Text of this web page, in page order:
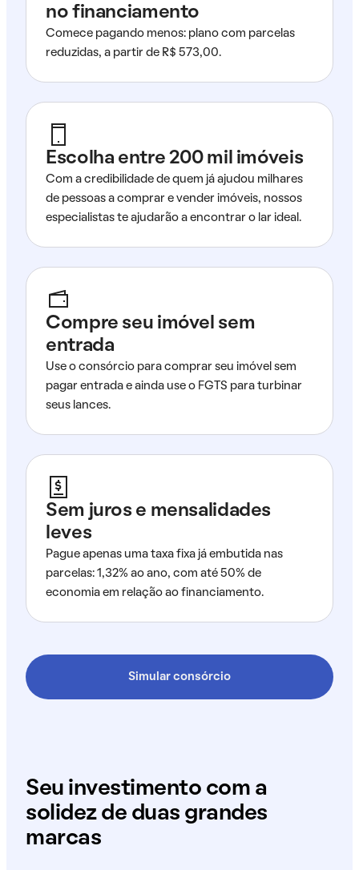
no financiamento
Comece pagando menos: plano com parcelas
reduzidas, a partir de R$ 573,00.
Escolha entre 200 mil imóveis
Com a credibilidade de quem já ajudou milhares
de pessoas a comprar e vender imóveis, nossos
especialistas te ajudarão a encontrar o lar ideal.
Compre seu imóvel sem
entrada
Use o consórcio para comprar seu imóvel sem
pagar entrada e ainda use o FGTS para turbinar
seus lances.
Sem juros e mensalidades
leves
Pague apenas uma taxa fixa já embutida nas
parcelas: 1,32% ao ano, com até 50% de
economia em relação ao financiamento.
Simular consórcio
Seu investimento com a
solidez de duas grandes
marcas